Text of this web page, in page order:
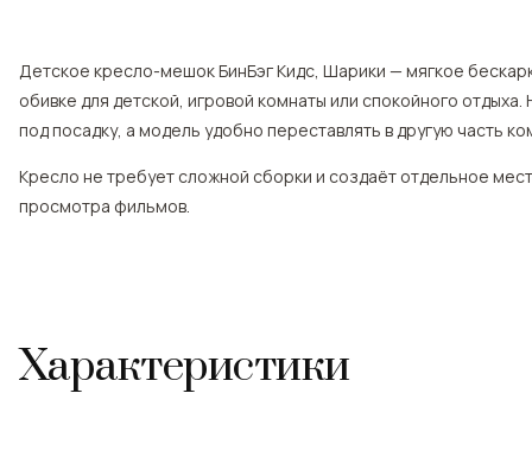
Детское кресло-мешок БинБэг Кидс, Шарики — мягкое
обивке для детской, игровой комнаты или спокойного
под посадку, а модель удобно переставлять в другую часть
Кресло не требует сложной сборки и создаёт отдельное
просмотра фильмов.
Характеристики